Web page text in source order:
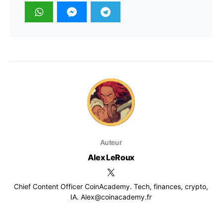
Auteur
Alex LeRoux
Chief Content Officer CoinAcademy. Tech, finances, crypto,
IA. Alex@coinacademy.fr